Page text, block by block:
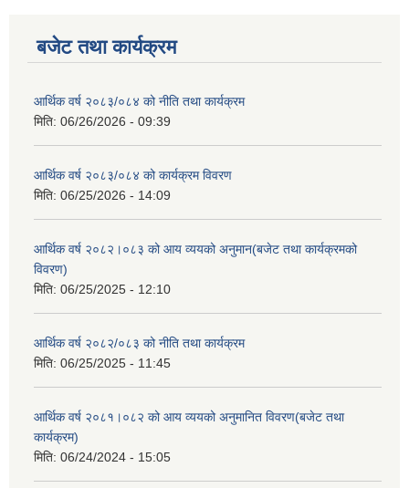
बजेट तथा कार्यक्रम
आर्थिक वर्ष २०८३/०८४ को नीति तथा कार्यक्रम
मिति: 06/26/2026 - 09:39
आर्थिक वर्ष २०८३/०८४ को कार्यक्रम विवरण
मिति: 06/25/2026 - 14:09
आर्थिक वर्ष २०८२।०८३ को आय व्ययको अनुमान(बजेट तथा कार्यक्रमको
विवरण)
मिति: 06/25/2025 - 12:10
आर्थिक वर्ष २०८२/०८३ को नीति तथा कार्यक्रम
मिति: 06/25/2025 - 11:45
आर्थिक वर्ष २०८१।०८२ को आय व्ययको अनुमानित विवरण(बजेट तथा
कार्यक्रम)
मिति: 06/24/2024 - 15:05